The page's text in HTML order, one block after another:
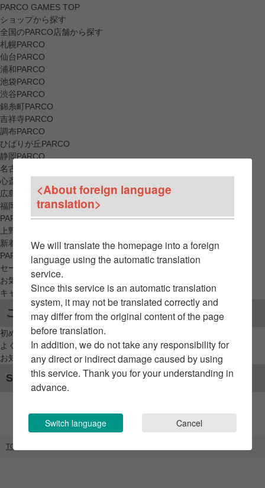
PARCO GAMES TOP
ショップから探す
全国のPARCO店舗から探す
札幌PARCO
仙台PARCO
浦和PARCO
池袋PARCO
渋谷PARCO
錦糸町PARCO
吉祥寺PARCO
調布PARCO
ひばりが丘PARCO
静岡PARCO
名古屋PARCO
心斎橋PARCO
広島PARCO
福岡PARCO
PARCO_ya
上野
新着アイテムから探す
PARCO限定アイテムから探す
セールアイテムから探す
お気に入りから探す
キャンペーン/クーポン対象から探す
ご利用案内
初めてのお客様へ
よくあるご質問 / お問い合わせ
お知らせ
SNSアカウント
TOP
<About foreign language
translation>
We will translate the homepage into a foreign
language using the automatic translation
service.
Since this service is an automatic translation
system, it may not be translated correctly and
may differ from the original content of the page
before translation.
In addition, we do not take any responsibility for
any direct or indirect damage caused by using
this service. Thank you for your understanding in
advance.
Switch language Cancel